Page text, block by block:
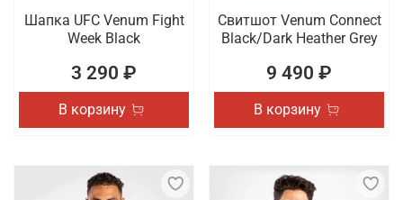
Шапка UFC Venum Fight
Week Black
3 290 ₽
В корзину
Свитшот Venum Connect
Black/Dark Heather Grey
9 490 ₽
В корзину